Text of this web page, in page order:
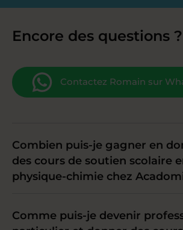
Encore des questions ?
Contactez Romain sur
Combien puis-je gagner en
des cours de soutien scolaire
physique-chimie chez
Comme puis-je devenir